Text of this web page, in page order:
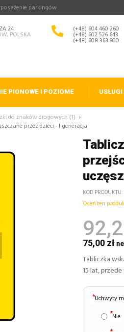
parkingów
24
POLSKA
(+48) 604 460 260
(+48) 602 526 643
(+48) 608 363 900
PIONOWE I POZIOME USŁUGI
do znaków drogowych (T) ›
przez dzieci - I generacja
KOD PRODUKTU
Oceń ten
75,00 zł
Tabliczka
15 lat,
Uchwyty
Nie